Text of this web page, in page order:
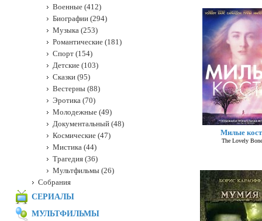
Милые
The Lovely
Военные (412)
Биографии (294)
Музыка (253)
Романтические (181)
Спорт (154)
Детские (103)
Сказки (95)
Вестерны (88)
Эротика (70)
Молодежные (49)
Документальный (48)
Космические (47)
Мистика (44)
Трагедия (36)
Мультфильмы (26)
Собрания
СЕРИАЛЫ
МУЛЬТФИЛЬМЫ